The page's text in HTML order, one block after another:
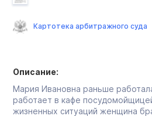
Описание:
Мария Ивановна раньше
работает в кафе
жизненных ситуаций женщина
Картотека арбитражного суда